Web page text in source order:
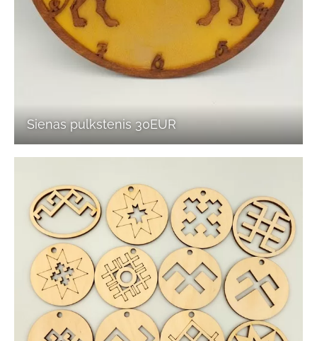
Sienas pulkstenis 30EUR